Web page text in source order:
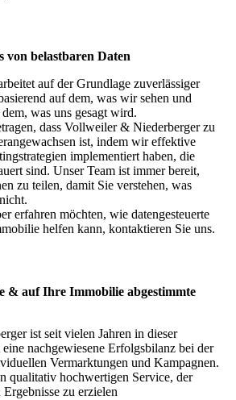
von belastbaren Daten
auf der Grundlage zuverlässiger
auf dem, was wir sehen und
was uns gesagt wird.
dass Vollweiler & Niederberger zu
ist, indem wir effektive
implementiert haben, die
sind. Unser Team ist immer bereit,
zu teilen, damit Sie verstehen, was
erfahren möchten, wie datengesteuerte
helfen kann, kontaktieren Sie uns.
& auf Ihre Immobilie abgestimmte
ist seit vielen Jahren in dieser
nachgewiesene Erfolgsbilanz bei der
Vermarktungen und Kampagnen.
qualitativ hochwertigen Service, der
zu erzielen